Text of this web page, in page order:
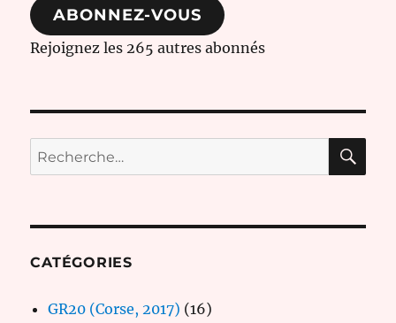
ABONNEZ-VOUS
Rejoignez les 265 autres abonnés
Recherche
pour :
CATÉGORIES
GR20 (Corse, 2017) (16)